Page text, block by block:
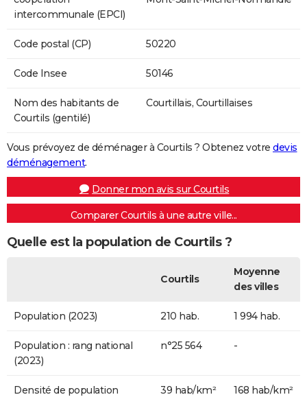
intercommunale (EPCI)
Code postal (CP) 50220
Code Insee 50146
Nom des habitants de
Courtils (gentilé)
Courtillais, Courtillaises
Vous prévoyez de déménager à Courtils ? Obtenez votre devis
déménagement.
Donner mon avis sur Courtils
Comparer Courtils à une autre ville...
Quelle est la population de Courtils ?
Courtils
Moyenne
des villes
Population (2023) 210 hab. 1 994 hab.
Population : rang national
(2023)
n°25 564 -
Densité de population
39 hab/km² 168 hab/km²